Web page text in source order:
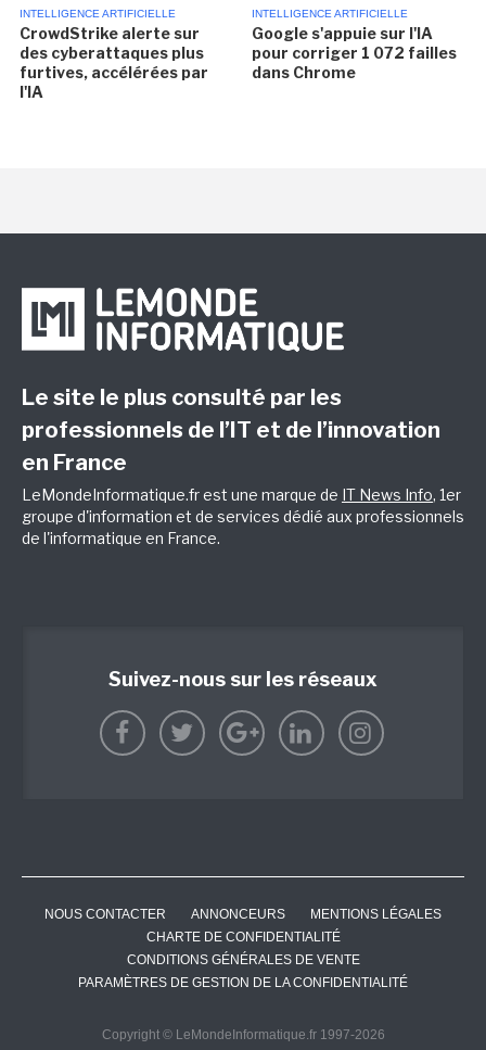
INTELLIGENCE ARTIFICIELLE
CrowdStrike alerte sur
des cyberattaques plus
furtives, accélérées par
l'IA
INTELLIGENCE ARTIFICIELLE
Google s'appuie sur l'IA
pour corriger 1 072 failles
dans Chrome
Le site le plus consulté par les
professionnels de l’IT et de l’innovation
en France
LeMondeInformatique.fr est une marque de IT News Info, 1er
groupe d'information et de services dédié aux professionnels
de l'informatique en France.
Suivez-nous sur les réseaux
NOUS CONTACTER ANNONCEURS
MENTIONS LÉGALES
CHARTE DE CONFIDENTIALITÉ
CONDITIONS GÉNÉRALES DE VENTE
PARAMÈTRES DE GESTION DE LA CONFIDENTIALITÉ
Copyright © LeMondeInformatique.fr 1997-2026